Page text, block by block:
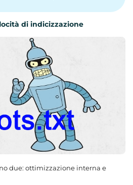
di indicizzazione
due: ottimizzazione interna e